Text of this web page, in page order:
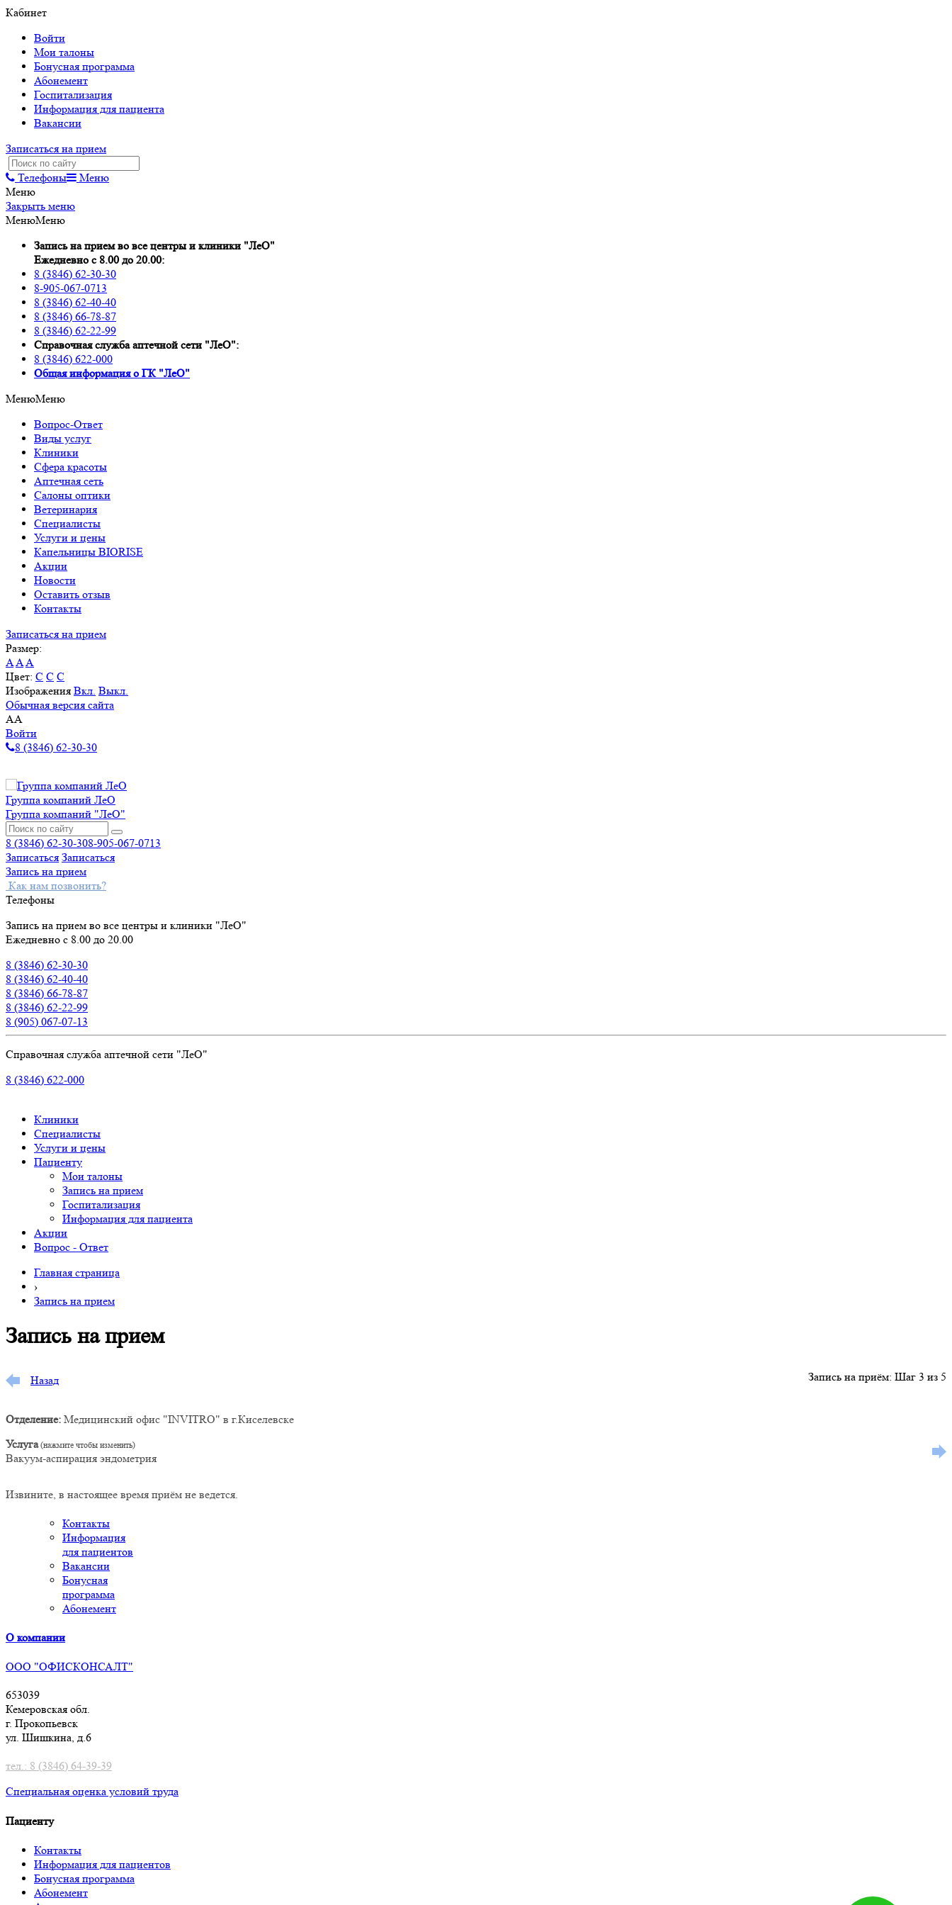
Кабинет
Войти
Мои талоны
Бонусная программа
Абонемент
Госпитализация
Информация для пациента
Вакансии
Записаться на прием
Телефоны
Меню
Меню
Закрыть меню
МенюМеню
Запись на прием во все центры и клиники "ЛеО"
Ежедневно с 8.00 до 20.00:
8 (3846) 62-30-30
8-905-067-0713
8 (3846) 62-40-40
8 (3846) 66-78-87
8 (3846) 62-22-99
Справочная служба аптечной сети "ЛеО":
8 (3846) 622-000
Oбщая информация о ГК "ЛеО"
МенюМеню
Вопрос-Ответ
Виды услуг
Клиники
Сфера красоты
Аптечная сеть
Салоны оптики
Ветеринария
Специалисты
Услуги и цены
Капельницы BIORISE
Акции
Новости
Оставить отзыв
Контакты
Записаться на прием
Размер:
AAA
Цвет: C C C
Изображения Вкл. Выкл.
Обычная версия сайта
AA
Войти
8 (3846) 62-30-30
Группа компаний ЛеО
Группа компаний "ЛеО"
8 (3846) 62-30-308-905-067-0713
Записаться Записаться
Запись на прием
Как нам позвонить?
Телефоны
Запись на прием во все центры и клиники "ЛеО"
Ежедневно с 8.00 до 20.00
8 (3846) 62-30-30
8 (3846) 62-40-40
8 (3846) 66-78-87
8 (3846) 62-22-99
8 (905) 067-07-13
Справочная служба аптечной сети "ЛеО"
8 (3846) 622-000
Клиники
Специалисты
Услуги и цены
Пациенту
Мои талоны
Запись на прием
Госпитализация
Информация для пациента
Акции
Вопрос - Ответ
Главная страница
›
Запись на прием
Запись на прием
Назад Запись на приём: Шаг 3 из 5
Отделение: Медицинский офис "INVITRO" в г.Киселевске
Услуга
Вакуум-аспирация эндометрия
Извините, в настоящее время приём не ведется.
Контакты
Информация
для пациентов
Вакансии
Бонусная
программа
Абонемент
О компании
ООО "ОФИСКОНСАЛТ"
653039
Кемеровская обл.
г. Прокопьевск
ул. Шишкина, д.6
тел.: 8 (3846) 64-39-39
Специальная оценка условий труда
Пациенту
Контакты
Информация для пациентов
Бонусная программа
Абонемент